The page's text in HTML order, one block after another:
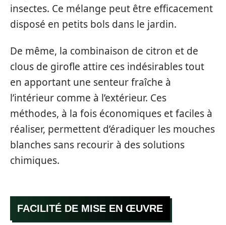
insectes. Ce mélange peut être efficacement
disposé en petits bols dans le jardin.
De même, la combinaison de citron et de
clous de girofle attire ces indésirables tout
en apportant une senteur fraîche à
l’intérieur comme à l’extérieur. Ces
méthodes, à la fois économiques et faciles à
réaliser, permettent d’éradiquer les mouches
blanches sans recourir à des solutions
chimiques.
FACILITÉ DE MISE EN ŒUVRE